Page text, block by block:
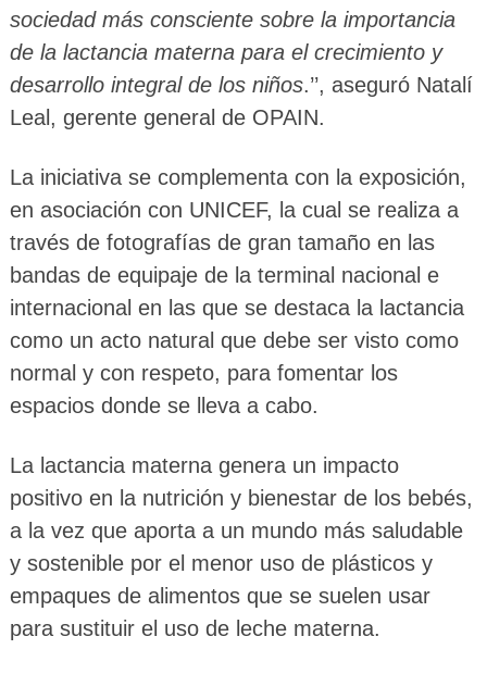
sociedad más consciente sobre la importancia
de la lactancia materna para el crecimiento y
desarrollo integral de los niños.’’, aseguró Natalí
Leal, gerente general de OPAIN.
La iniciativa se complementa con la exposición,
en asociación con UNICEF, la cual se realiza a
través de fotografías de gran tamaño en las
bandas de equipaje de la terminal nacional e
internacional en las que se destaca la lactancia
como un acto natural que debe ser visto como
normal y con respeto, para fomentar los
espacios donde se lleva a cabo.
La lactancia materna genera un impacto
positivo en la nutrición y bienestar de los bebés,
a la vez que aporta a un mundo más saludable
y sostenible por el menor uso de plásticos y
empaques de alimentos que se suelen usar
para sustituir el uso de leche materna.